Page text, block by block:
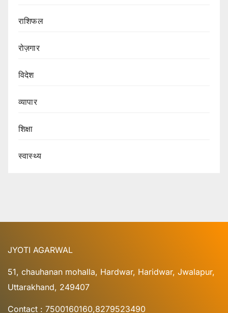
राशिफल
रोज़गार
विदेश
व्यापार
शिक्षा
स्वास्थ्य
JYOTI AGARWAL
51, chauhanan mohalla, Hardwar, Haridwar, Jwalapur,
Uttarakhand, 249407
Contact : 7500160160,8279523490